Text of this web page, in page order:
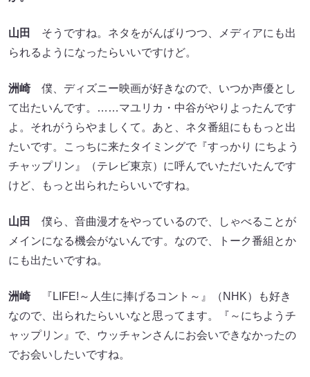
山田
そうですね。ネタをがんばりつつ、メディアにも出
られるようになったらいいですけど。
洲崎僕、ディズニー映画が好きなので、いつか声優とし
て出たいんです。……マユリカ・中谷がやりよったんです
よ。それがうらやましくて。あと、ネタ番組にももっと出
たいです。こっちに来たタイミングで『すっかり にちよう
チャップリン』（テレビ東京）に呼んでいただいたんです
けど、もっと出られたらいいですね。
山田
僕ら、音曲漫才をやっているので、しゃべることが
メインになる機会がないんです。なので、トーク番組とか
にも出たいですね。
洲崎『LIFE!～人生に捧げるコント～』（NHK）も好き
なので、出られたらいいなと思ってます。『～にちようチ
ャップリン』で、ウッチャンさんにお会いできなかったの
でお会いしたいですね。